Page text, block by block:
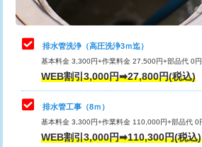
排水管工事（排水管工事/3ｍまで）
排水管工事（追加 排水管工事/3ｍ超
え）
マス交換（土の掘削・埋め戻し作業）
マス交換（深さ50㎝未満）
マス交換（深さ50㎝以上）
止水・漏水調査・防水処理・清掃・修
理・調整・分解・加工など（中作業）
止水・漏水調査・防水処理・清掃・修
理・調整・分解・加工など（重作業）
その他部品の脱着
交換・取付（タンク）
排水管洗浄（高圧洗浄3ｍ迄）
基本料金 3,300円+作業料金 27,500円+部品代 0
WEB割引3,000円➡27,800円(税込)
排水管工事（8ｍ）
基本料金 3,300円+作業料金 110,000円+部品代 0
WEB割引3,000円➡110,300円(税込)